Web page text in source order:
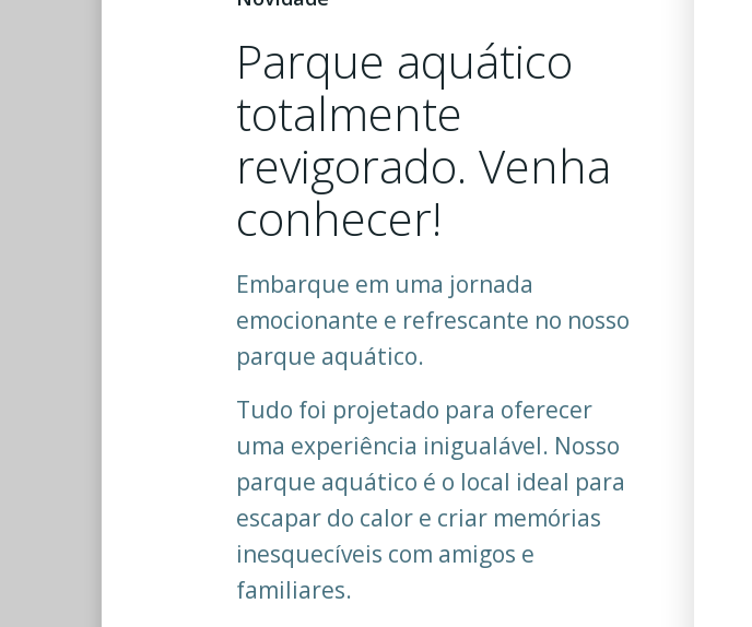
Parque aquático
totalmente
revigorado. Venha
conhecer!
Embarque em uma jornada
emocionante e refrescante no nosso
parque aquático.
Tudo foi projetado para oferecer
uma experiência inigualável. Nosso
parque aquático é o local ideal para
escapar do calor e criar memórias
inesquecíveis com amigos e
familiares.